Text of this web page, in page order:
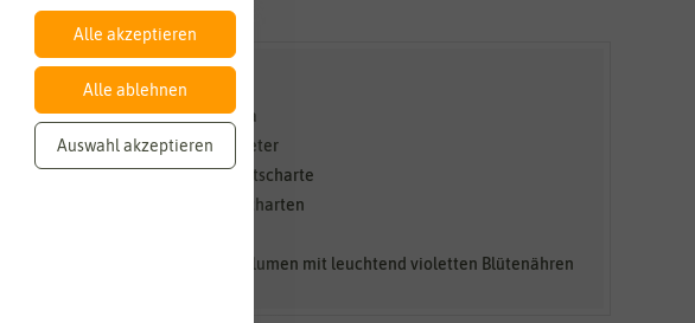
Prachtscharten aus Nordamerika
Prachtscharten sind Sonnenanbeter
So pflanzen Sie die Ährige Prachtscharte
Ein paar Pflegetipps für Prachtscharten
Von Gartenpflanzen bis Schnittblumen mit leuchtend violetten Blütenähren
Alle akzeptieren
Alle ablehnen
Auswahl akzeptieren